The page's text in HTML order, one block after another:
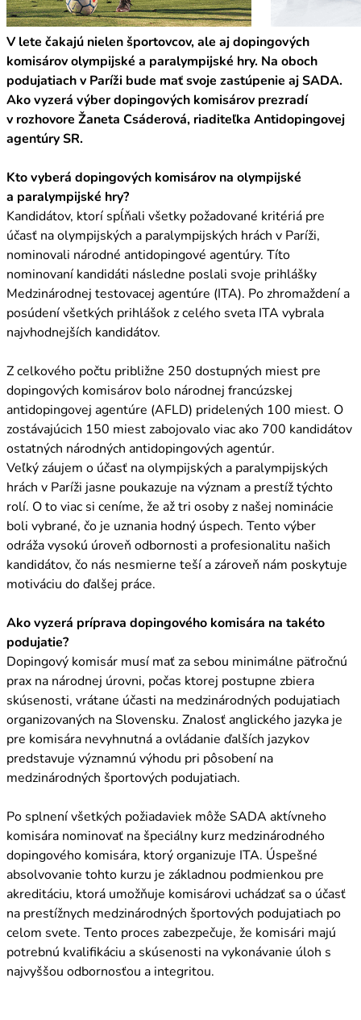
V lete čakajú nielen športovcov, ale aj dopingových
komisárov olympijské a paralympijské hry. Na oboch
podujatiach v Paríži bude mať svoje zastúpenie aj SADA.
Ako vyzerá výber dopingových komisárov prezradí
v rozhovore Žaneta Csáderová, riaditeľka Antidopingovej
agentúry SR.
Kto vyberá dopingových komisárov na olympijské
a paralympijské hry?
Kandidátov, ktorí spĺňali všetky požadované kritériá pre
účasť na olympijských a paralympijských hrách v Paríži,
nominovali národné antidopingové agentúry. Títo
nominovaní kandidáti následne poslali svoje prihlášky
Medzinárodnej testovacej agentúre (ITA). Po zhromaždení a
posúdení všetkých prihlášok z celého sveta ITA vybrala
najvhodnejších kandidátov.
Z celkového počtu približne 250 dostupných miest pre
dopingových komisárov bolo národnej francúzskej
antidopingovej agentúre (AFLD) pridelených 100 miest. O
zostávajúcich 150 miest zabojovalo viac ako 700 kandidátov
ostatných národných antidopingových agentúr.
Veľký záujem o účasť na olympijských a paralympijských
hrách v Paríži jasne poukazuje na význam a prestíž týchto
rolí. O to viac si ceníme, že až tri osoby z našej nominácie
boli vybrané, čo je uznania hodný úspech. Tento výber
odráža vysokú úroveň odbornosti a profesionalitu našich
kandidátov, čo nás nesmierne teší a zároveň nám poskytuje
motiváciu do ďalšej práce.
Ako vyzerá príprava dopingového komisára na takéto
podujatie?
Dopingový komisár musí mať za sebou minimálne päťročnú
prax na národnej úrovni, počas ktorej postupne zbiera
skúsenosti, vrátane účasti na medzinárodných podujatiach
organizovaných na Slovensku. Znalosť anglického jazyka je
pre komisára nevyhnutná a ovládanie ďalších jazykov
predstavuje významnú výhodu pri pôsobení na
medzinárodných športových podujatiach.
Po splnení všetkých požiadaviek môže SADA aktívneho
komisára nominovať na špeciálny kurz medzinárodného
dopingového komisára, ktorý organizuje ITA. Úspešné
absolvovanie tohto kurzu je základnou podmienkou pre
akreditáciu, ktorá umožňuje komisárovi uchádzať sa o účasť
na prestížnych medzinárodných športových podujatiach po
celom svete. Tento proces zabezpečuje, že komisári majú
potrebnú kvalifikáciu a skúsenosti na vykonávanie úloh s
najvyššou odbornosťou a integritou.